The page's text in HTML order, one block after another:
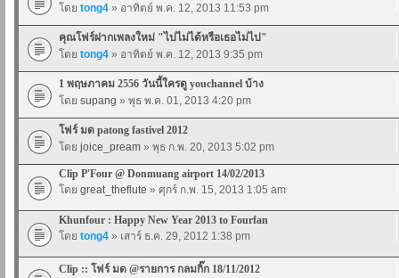
โดย tong4 » อาทิตย์ พ.ค. 12, 2013 11:53 pm
คุณโฟร์ฝากเพลงใหม่ "ไปไม่ได้หรือเธอไม่ไป"
โดย tong4 » อาทิตย์ พ.ค. 12, 2013 9:35 pm
1 พฤษภาคม 2556 วันนี้ใครดู youchannel บ้าง
โดย supang » พุธ พ.ค. 01, 2013 4:20 pm
โฟร์ มด patong fastivel 2012
โดย joice_pream » พุธ ก.พ. 20, 2013 5:02 pm
Clip P'Four @ Donmuang airport 14/02/2013
โดย great_theflute » ศุกร์ ก.พ. 15, 2013 1:05 am
Khunfour : Happy New Year 2013 to Fourfan
โดย tong4 » เสาร์ ธ.ค. 29, 2012 1:38 pm
Clip :: โฟร์ มด @รายการ กลมกิ๊ก 18/11/2012